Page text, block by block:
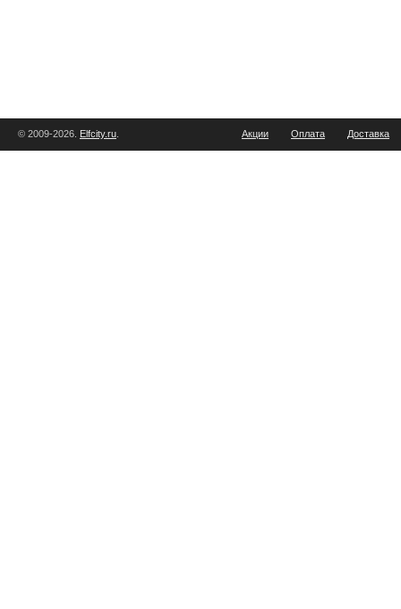
© 2009-2026. Elfcity.ru Акции Оплата Доставка